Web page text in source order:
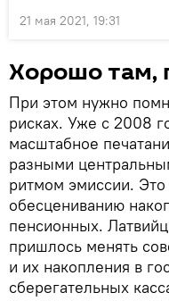
21 мая 2021, 19:31
Хорошо там,
При этом нужно
рисках. Уже с 2008
масштабное
разными
ритмом эмиссии.
обесцениванию
пенсионных.
пришлось менять
и их накопления в
сберегательных